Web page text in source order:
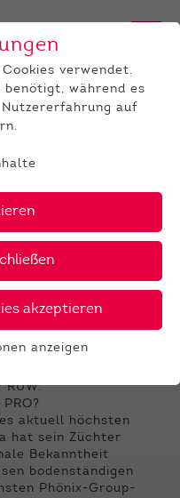
in die
Arizona
Seminaren. Im
aktuell höchsten
hat sein Züchter
Bekanntheit
bodenständigen
Phönix-Group-
verwendet.
benötigt, während es
auf
akzeptieren
Dadurch ist
einwandfrei
anzeigen
anzeigen